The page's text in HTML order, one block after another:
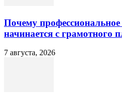
Почему
начинается с грамотного
7 августа, 2026